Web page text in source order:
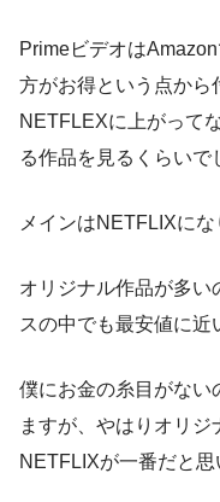
Primeビデオは
方がお得という点から
NETFLEXに上がって
る作品を見るくらいで
メインはNETFLIXにな
オリジナル作品が多
スの中でも最安値に近
僕にお金の糸目がない
ますが、やはりオリ
NETFLIXが一番だと思